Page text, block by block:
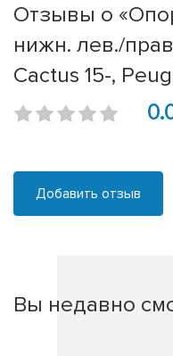
Отзывы о
нижн. лев./
Cactus 15-,
Добавить отзыв
Вы недавно